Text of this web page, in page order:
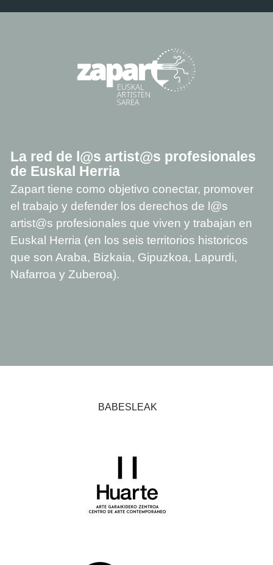
La red de l@s artist@s profesionales
de Euskal Herria
Zapart tiene como objetivo conectar, promover
el trabajo y defender los derechos de l@s
artist@s profesionales que viven y trabajan en
Euskal Herria (en los seis territorios historicos
que son Araba, Bizkaia, Gipuzkoa, Lapurdi,
Nafarroa y Zuberoa).
BABESLEAK